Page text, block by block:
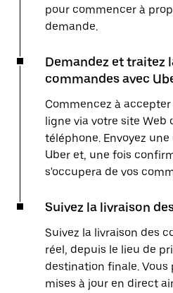
pour commencer à
demande.
Demandez et traitez
commandes avec
Commencez à
ligne via votre site Web
téléphone. Envoyez
Uber et, une fois
s'occupera de vos
Suivez la livraison
Suivez la livraison des
réel, depuis le lieu de
destination finale. Vous
mises à jour en direct